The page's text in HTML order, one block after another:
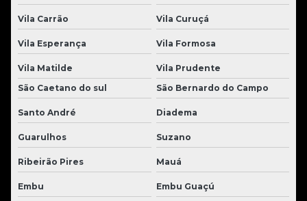
Vila Carrão Vila Curuçá
Vila Esperança Vila Formosa
Vila Matilde
Vila Prudente
São Caetano do sul
São Bernardo do Campo
Santo André Diadema
Guarulhos Suzano
Ribeirão Pires Mauá
Embu Embu Guaçú